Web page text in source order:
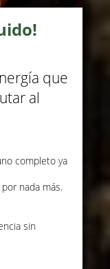
que
al
completo ya
nada más.
sin